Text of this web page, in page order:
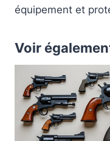
équipement et
Voir